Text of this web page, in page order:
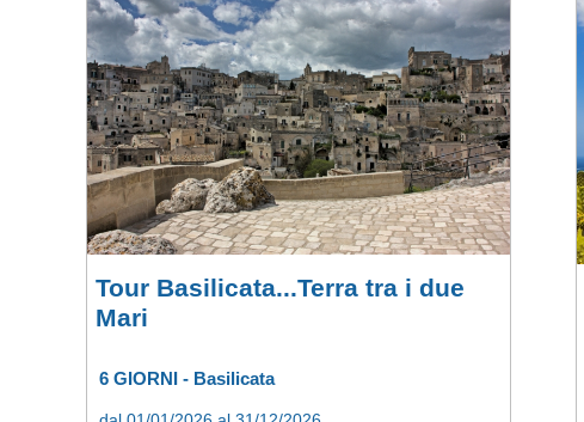
Tour Basilicata...Terra tra i due
Mari
6 GIORNI - Basilicata